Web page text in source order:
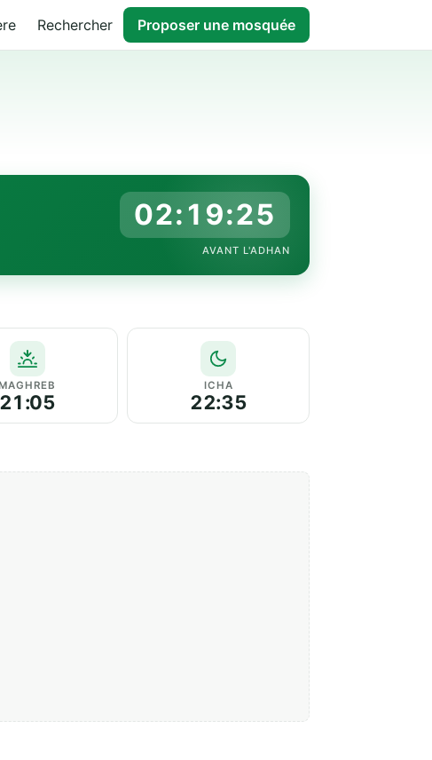
Rechercher Proposer une mosquée
02:19:24
AVANT L'ADHAN
MAGHREB
21:05
ICHA
22:35